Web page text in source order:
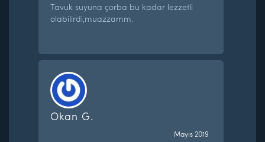
Tavuk suyuna çorba bu kadar lezzetli
olabilirdi,muazzamm.
Okan G.
Mayıs 2019